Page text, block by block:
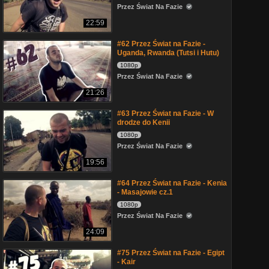
22:59
Przez Świat Na Fazie
21:26
#62 Przez Świat na Fazie -
Uganda, Rwanda (Tutsi i Hutu)
1080p
Przez Świat Na Fazie
19:56
#63 Przez Świat na Fazie - W
drodze do Kenii
1080p
Przez Świat Na Fazie
24:09
#64 Przez Świat na Fazie - Kenia
- Masajowie cz.1
1080p
Przez Świat Na Fazie
#75 Przez Świat na Fazie - Egipt
- Kair